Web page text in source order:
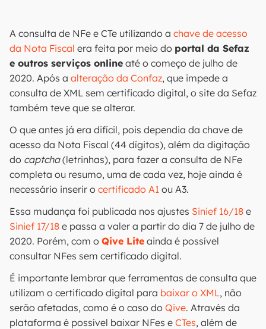
A consulta de NFe e CTe utilizando a chave de acesso
da Nota Fiscal era feita por meio do portal da Sefaz
e outros serviços online até o começo de julho de
2020. Após a alteração da Confaz, que impede a
consulta de XML sem certificado digital, o site da Sefaz
também teve que se alterar.
O que antes já era difícil, pois dependia da chave de
acesso da Nota Fiscal (44 dígitos), além da digitação
do captcha(letrinhas), para fazer a consulta de NFe
completa ou resumo, uma de cada vez, hoje ainda é
necessário inserir o certificado A1 ou A3.
Essa mudança foi publicada nos ajustes Sinief 16/18 e
Sinief 17/18 e passa a valer a partir do dia 7 de julho de
2020. Porém, com o Qive Lite ainda é possível
consultar NFes sem certificado digital.
É importante lembrar que ferramentas de consulta que
utilizam o certificado digital para baixar o XML, não
serão afetadas, como é o caso do Qive. Através da
plataforma é possível baixar NFes e CTes, além de